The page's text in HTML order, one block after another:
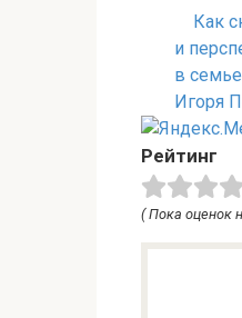
Как
и
в
Игоря
Рейтинг
( Пока оценок